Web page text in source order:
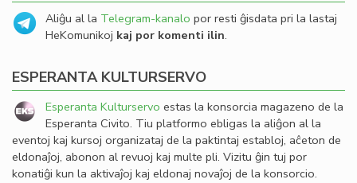
Aliĝu al la Telegram-kanalo por resti ĝisdata pri la lastaj
HeKomunikoj kaj por komenti ilin.
ESPERANTA KULTURSERVO
Esperanta Kulturservo estas la konsorcia magazeno de la
Esperanta Civito. Tiu platformo ebligas la aliĝon al la
eventoj kaj kursoj organizataj de la paktintaj establoj, aĉeton de
eldonaĵoj, abonon al revuoj kaj multe pli. Vizitu ĝin tuj por
konatiĝi kun la aktivaĵoj kaj eldonaj novaĵoj de la konsorcio.